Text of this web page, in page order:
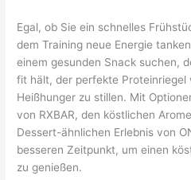
Egal, ob Sie ein schnelles
dem Training neue Energie
einem gesunden Snack suchen,
fit hält, der perfekte Proteinriegel
Heißhunger zu stillen. Mit
von RXBAR, den köstlichen
Dessert-ähnlichen Erlebnis von
besseren Zeitpunkt, um einen
zu genießen.